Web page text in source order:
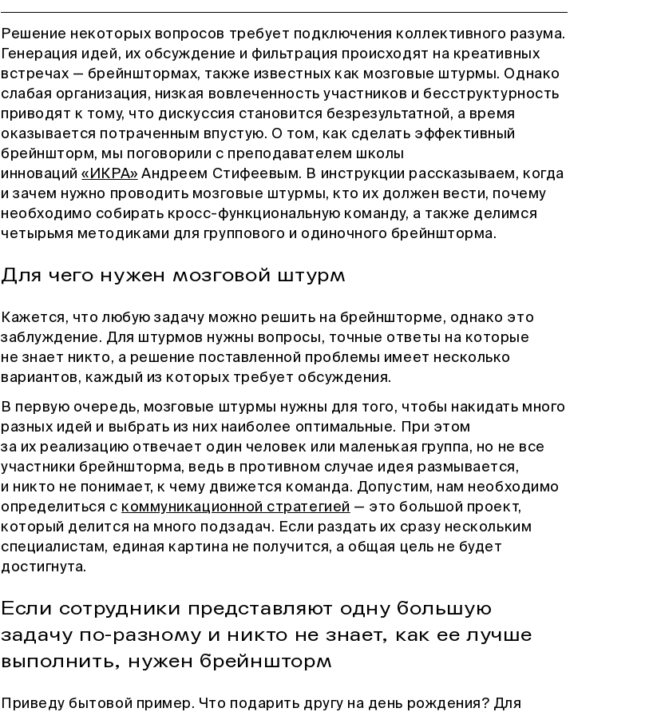
Решение некоторых вопросов требует подключения коллективного разума.
Генерация идей, их обсуждение и фильтрация происходят на креативных
встречах — брейнштормах, также известных как мозговые штурмы. Однако
слабая организация, низкая вовлеченность участников и бесструктурность
приводят к тому, что дискуссия становится безрезультатной, а время
оказывается потраченным впустую. О том, как сделать эффективный
брейншторм, мы поговорили с преподавателем школы
инноваций«ИКРА» Андреем Стифеевым. В инструкции рассказываем, когда
и зачем нужно проводить мозговые штурмы, кто их должен вести, почему
необходимо собирать кросс-функциональную команду, а также делимся
четырьмя методиками для группового и одиночного брейншторма.
Для чего нужен мозговой штурм
Кажется, что любую задачу можно решить на брейншторме, однако это
заблуждение. Для штурмов нужны вопросы, точные ответы на которые
не знает никто, а решение поставленной проблемы имеет несколько
вариантов, каждый из которых требует обсуждения.
В первую очередь, мозговые штурмы нужны для того, чтобы накидать много
разных идей и выбрать из них наиболее оптимальные. При этом
за их реализацию отвечает один человек или маленькая группа, но не все
участники брейншторма, ведь в противном случае идея размывается,
и никто не понимает, к чему движется команда. Допустим, нам необходимо
определиться с коммуникационной стратегией — это большой проект,
который делится на много подзадач. Если раздать их сразу нескольким
специалистам, единая картина не получится, а общая цель не будет
достигнута.
Если сотрудники представляют одну большую
задачу по-разному и никто не знает, как ее лучше
выполнить, нужен брейншторм
Приведу бытовой пример. Что подарить другу на день рождения? Для